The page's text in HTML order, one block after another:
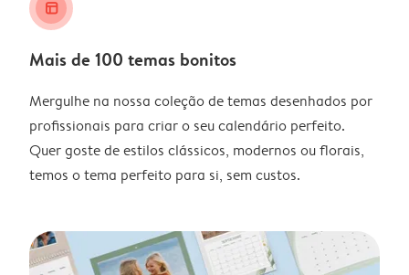
layout_alt
Mais de 100 temas bonitos
Mergulhe na nossa coleção de temas desenhados por
profissionais para criar o seu calendário perfeito.
Quer goste de estilos clássicos, modernos ou florais,
temos o tema perfeito para si, sem custos.